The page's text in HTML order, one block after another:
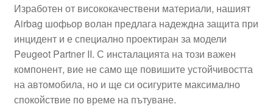
Плащанията
Политика за поверителност
Правила и условия
Изработен от висококачествени материали, нашият
Airbag шофьор волан предлага надеждна защита при
инцидент и е специално проектиран за модели
Peugeot Partner II. С инсталацията на този важен
компонент, вие не само ще повишите устойчивостта
на автомобила, но и ще си осигурите максимално
спокойствие по време на пътуване.